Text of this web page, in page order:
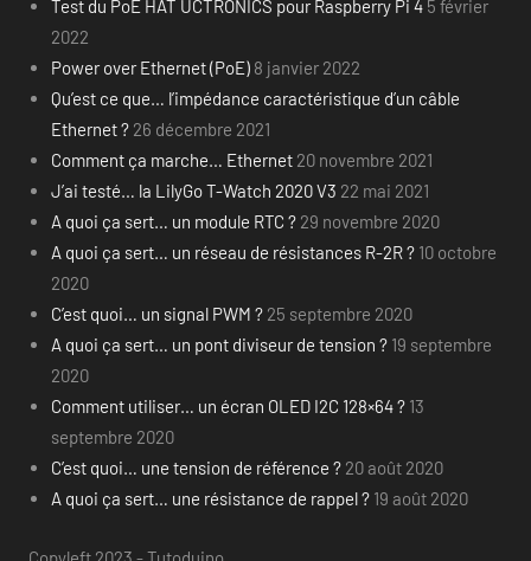
Test du PoE HAT UCTRONICS pour Raspberry Pi 4 5 février
2022
Power over Ethernet (PoE) 8 janvier 2022
Qu’est ce que… l’impédance caractéristique d’un câble
Ethernet ? 26 décembre 2021
Comment ça marche… Ethernet 20 novembre 2021
J’ai testé… la LilyGo T-Watch 2020 V3 22 mai 2021
A quoi ça sert… un module RTC ? 29 novembre 2020
A quoi ça sert… un réseau de résistances R-2R ? 10 octobre
2020
C’est quoi… un signal PWM ? 25 septembre 2020
A quoi ça sert… un pont diviseur de tension ? 19 septembre
2020
Comment utiliser… un écran OLED I2C 128×64 ? 13
septembre 2020
C’est quoi… une tension de référence ? 20 août 2020
A quoi ça sert… une résistance de rappel ? 19 août 2020